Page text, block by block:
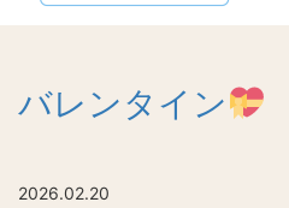
バレンタイン
2026.02.20